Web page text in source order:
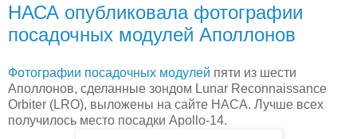
НАСА опубликовала фотографии
посадочных модулей Аполлонов
Фотографии посадочных модулей пяти из шести
Аполлонов, сделанные зондом Lunar Reconnaissance
Orbiter (LRO), выложены на сайте НАСА. Лучше всех
получилось место посадки Apollo-14.